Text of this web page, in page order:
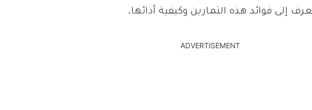
إلى فوائد هذه التمارين وكيفية أدائها.
ADVERTISEMENT